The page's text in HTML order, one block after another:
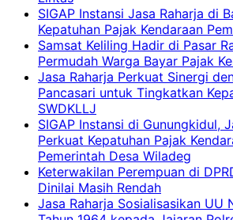
SIGAP Instansi Jasa Raharja di
Kepatuhan Pajak Kendaraan
Samsat Keliling Hadir di Pasar
Permudah Warga Bayar Pajak
Jasa Raharja Perkuat Sinergi
Pancasari untuk Tingkatkan
SWDKLLJ
SIGAP Instansi di Gunungkidul,
Perkuat Kepatuhan Pajak
Pemerintah Desa Wiladeg
Keterwakilan Perempuan di
Dinilai Masih Rendah
Jasa Raharja Sosialisasikan UU